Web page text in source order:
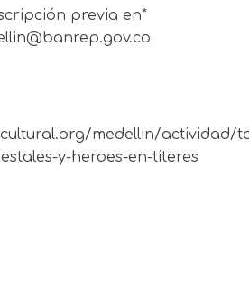
previa en*
medellin/actividad/
y-heroes-en-titeres